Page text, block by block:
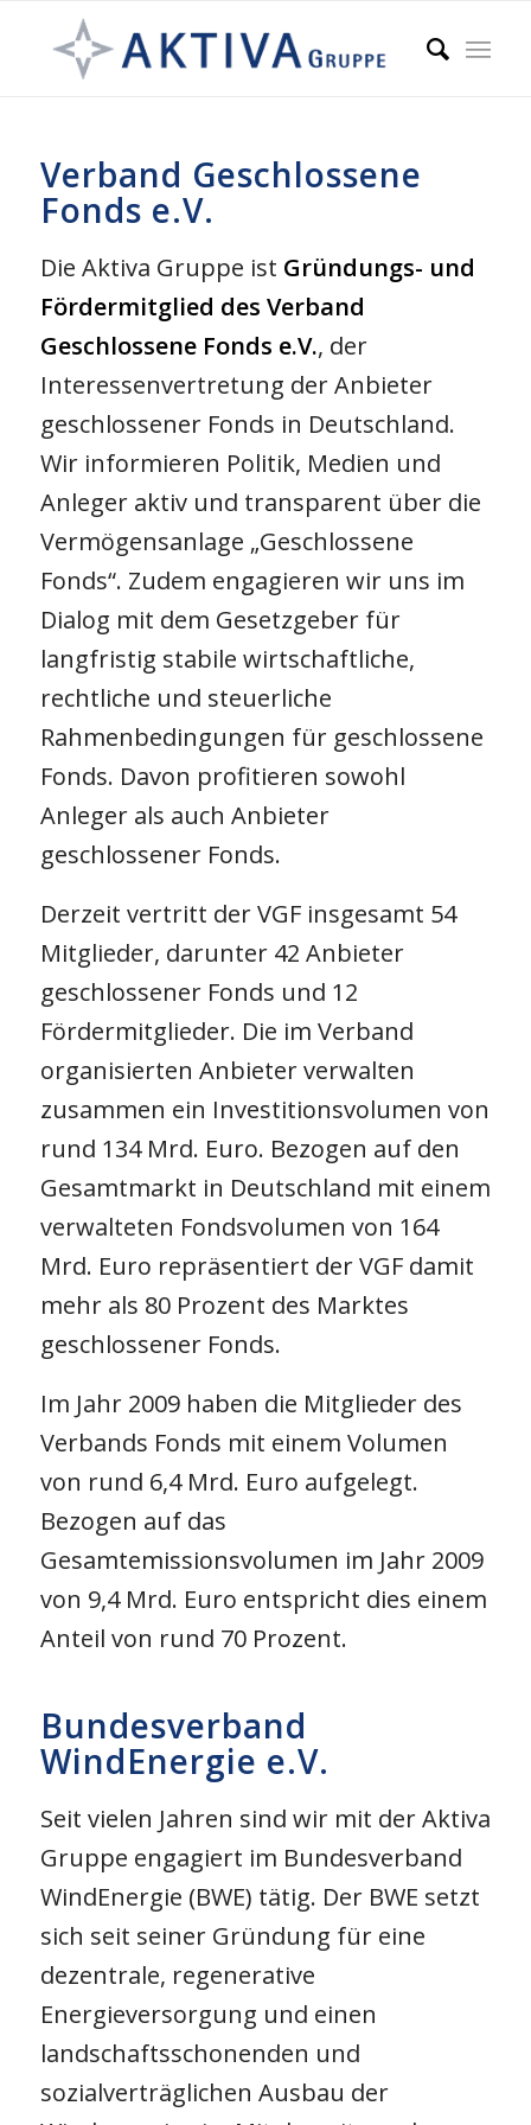
Verband Geschlossene
Fonds e.V.
Die Aktiva Gruppe ist Gründungs- und
Fördermitglied des Verband
Geschlossene Fonds e.V., der
Interessenvertretung der Anbieter
geschlossener Fonds in Deutschland.
Wir informieren Politik, Medien und
Anleger aktiv und transparent über die
Vermögensanlage „Geschlossene
Fonds“. Zudem engagieren wir uns im
Dialog mit dem Gesetzgeber für
langfristig stabile wirtschaftliche,
rechtliche und steuerliche
Rahmenbedingungen für geschlossene
Fonds. Davon profitieren sowohl
Anleger als auch Anbieter
geschlossener Fonds.
Derzeit vertritt der VGF insgesamt 54
Mitglieder, darunter 42 Anbieter
geschlossener Fonds und 12
Fördermitglieder. Die im Verband
organisierten Anbieter verwalten
zusammen ein Investitionsvolumen von
rund 134 Mrd. Euro. Bezogen auf den
Gesamtmarkt in Deutschland mit einem
verwalteten Fondsvolumen von 164
Mrd. Euro repräsentiert der VGF damit
mehr als 80 Prozent des Marktes
geschlossener Fonds.
Im Jahr 2009 haben die Mitglieder des
Verbands Fonds mit einem Volumen
von rund 6,4 Mrd. Euro aufgelegt.
Bezogen auf das
Gesamtemissionsvolumen im Jahr 2009
von 9,4 Mrd. Euro entspricht dies einem
Anteil von rund 70 Prozent.
Bundesverband
WindEnergie e.V.
Seit vielen Jahren sind wir mit der Aktiva
Gruppe engagiert im Bundesverband
WindEnergie (BWE) tätig. Der BWE setzt
sich seit seiner Gründung für eine
dezentrale, regenerative
Energieversorgung und einen
landschaftsschonenden und
sozialverträglichen Ausbau der